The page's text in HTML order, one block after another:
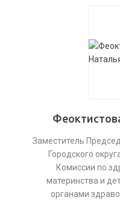
Заместитель
Городского
Комиссии по
материнства и
органами